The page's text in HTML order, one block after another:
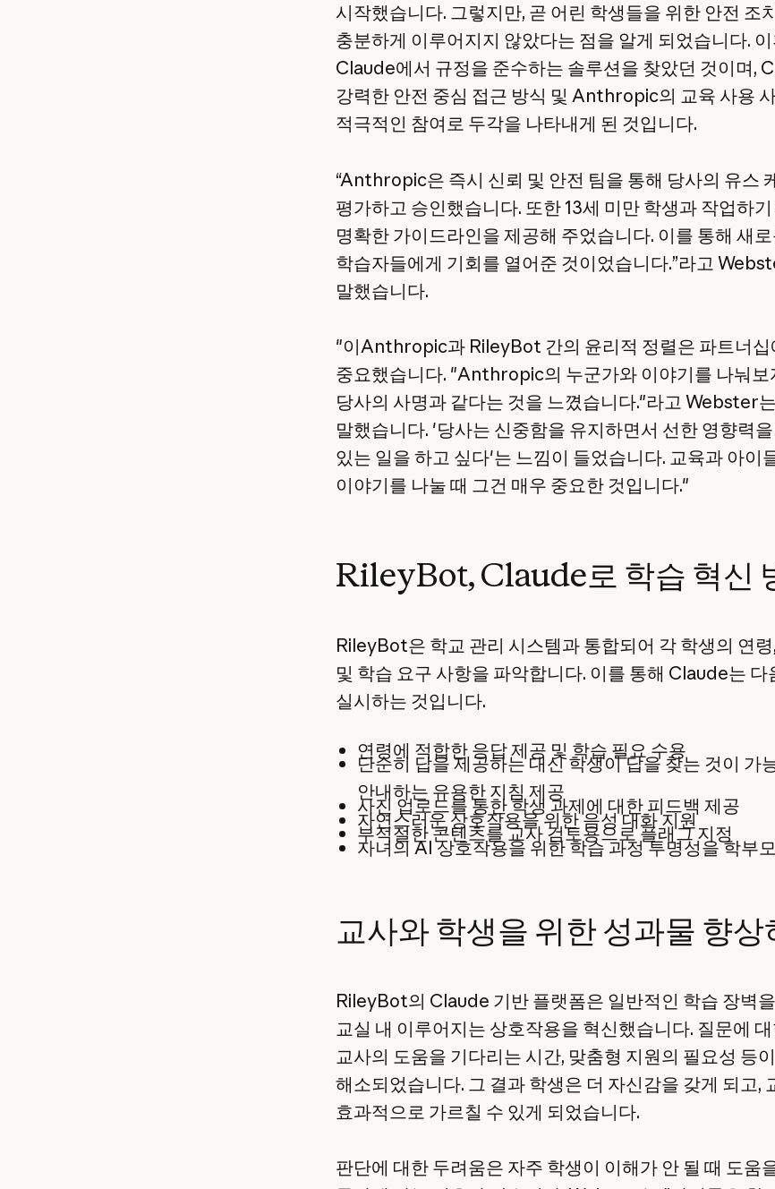
시작했습니다. 그렇지만, 곧 어린 학생들을 위한 안전 조
충분하게 이루어지지 않았다는 점을 알게 되었습니다.
Claude에서 규정을 준수하는 솔루션을 찾았던 것이며,
강력한 안전 중심 접근 방식 및 Anthropic의 교육 사용
적극적인 참여로 두각을 나타내게 된 것입니다.
“Anthropic은 즉시 신뢰 및 안전 팀을 통해 당사의 유스
평가하고 승인했습니다. 또한 13세 미만 학생과 작업하
명확한 가이드라인을 제공해 주었습니다. 이를 통해 새
학습자들에게 기회를 열어준 것이었습니다.”라고
말했습니다.
"이Anthropic과 RileyBot 간의 윤리적 정렬은 파트너십
중요했습니다. "Anthropic의 누군가와 이야기를 나눠보
당사의 사명과 같다는 것을 느꼈습니다."라고 Webster는
말했습니다. '당사는 신중함을 유지하면서 선한 영향력
있는 일을 하고 싶다'는 느낌이 들었습니다. 교육과 아이
이야기를 나눌 때 그건 매우 중요한 것입니다."
RileyBot, Claude로 학습 혁신
RileyBot은 학교 관리 시스템과 통합되어 각 학생의 연
및 학습 요구 사항을 파악합니다. 이를 통해 Claude는 다
실시하는 것입니다.
연령에 적합한 응답 제공 및 학습 필요 수용
단순히 답을 제공하는 대신 학생이 답을 찾는 것이 가
안내하는 유용한 지침 제공
사진 업로드를 통한 학생 과제에 대한 피드백 제공
자연스러운 상호작용을 위한 음성 대화 지원
부적절한 콘텐츠를 교사 검토용으로 플래그 지정
자녀의 AI 상호작용을 위한 학습 과정 투명성을 학부
교사와 학생을 위한 성과물 향상
RileyBot의 Claude 기반 플랫폼은 일반적인 학습 장벽
교실 내 이루어지는 상호작용을 혁신했습니다. 질문에
교사의 도움을 기다리는 시간, 맞춤형 지원의 필요성 등이
해소되었습니다. 그 결과 학생은 더 자신감을 갖게 되고,
효과적으로 가르칠 수 있게 되었습니다.
판단에 대한 두려움은 자주 학생이 이해가 안 될 때 도움